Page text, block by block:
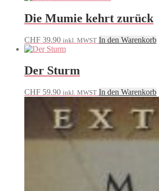
Die Mumie kehrt zurück
CHF 39.90 inkl. MWST In den Warenkorb
Der Sturm
CHF 59.90 inkl. MWST In den Warenkorb